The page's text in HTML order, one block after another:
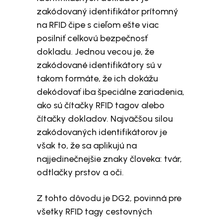
zakódovaný identifikátor prítomný
na RFID čipe s cieľom ešte viac
posilniť celkovú bezpečnosť
dokladu. Jednou vecou je, že
zakódované identifikátory sú v
takom formáte, že ich dokážu
dekódovať iba špeciálne zariadenia,
ako sú čítačky RFID tagov alebo
čítačky dokladov. Najväčšou silou
zakódovaných identifikátorov je
však to, že sa aplikujú na
najjedinečnejšie znaky človeka: tvár,
odtlačky prstov a oči.
Z tohto dôvodu je DG2, povinná pre
všetky RFID tagy cestovných